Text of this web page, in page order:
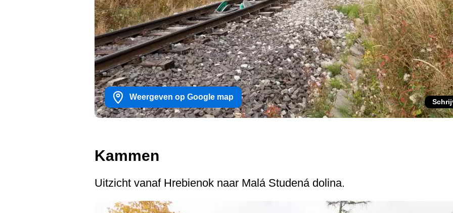
Weergeven op Google map
Kammen
Uitzicht vanaf Hrebienok naar Malá Studená dolina.